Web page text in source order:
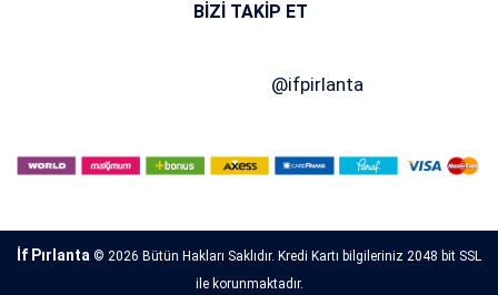
BIZI TAKIP ET
İf Pırlanta © 2026 Bütün Hakları Saklıdır. Kredi Kartı bilgileriniz 2048 bit SSL
ile korunmaktadır.